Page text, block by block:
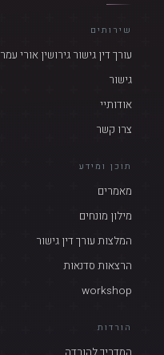
שירותים
עורך דין גישור גירושין אורי עמר
גישור
אודותיי
צרו קשר
תוכן ומידע
מאמרים
מילון מונחים
המלצות עורך דין גישור
הרצאות סדנאות
workshop
הורדות